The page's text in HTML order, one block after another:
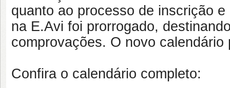
quanto ao processo de inscrição
na E.Avi foi prorrogado,
comprovações. O novo
Confira o calendário completo: